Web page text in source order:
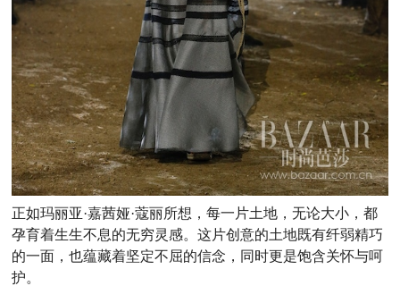
正如玛丽亚·嘉茜娅·蔻丽所想，每一片土地，无论大小，都
孕育着生生不息的无穷灵感。这片创意的土地既有纤弱精巧
的一面，也蕴藏着坚定不屈的信念，同时更是饱含关怀与呵
护。